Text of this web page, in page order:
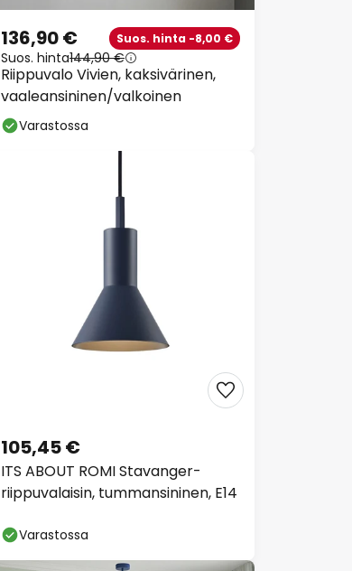
Riippuvalo Vivien, kaksivärinen,
vaaleansininen/valkoinen
136,90 € Suos. hinta -8,00 €
Suos. hinta144,90 €
Varastossa
ITS ABOUT ROMI Stavanger-
riippuvalaisin, tummansininen, E14
105,45 €
Varastossa